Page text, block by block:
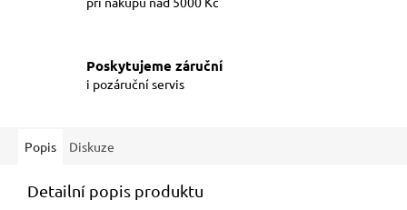
Poskytujeme záruční
i pozáruční servis
Popis Diskuze
Detailní popis produktu